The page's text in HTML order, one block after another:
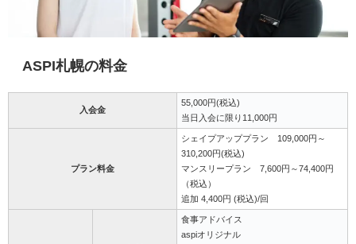
ASPI札幌の料金
入会金
55,000円(税込)
当日入会に限り11,000円
プラン料金
シェイプアッププラン 109,000円～
310,200円(税込)
マンスリープラン 7,600円～74,400円
（税込）
追加 4,400円 (税込)/回
食事アドバイス
aspiオリジナル